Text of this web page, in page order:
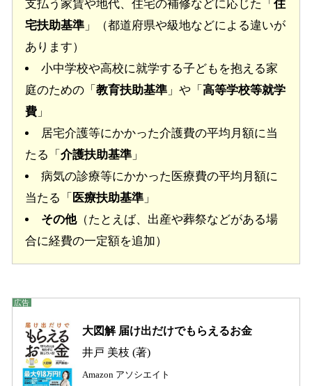
支払う家賃や地代、住宅の補修などに応じた「住
宅扶助基準」（都道府県や級地などによる違いが
あります）
小中学校や高校に就学する子どもを抱える家
庭のための「 教育扶助基準」や「 高等学校等就学
費」
居宅介護等にかかった介護費の平均月額に当
たる「 介護扶助基準」
病気の診療等にかかった医療費の平均月額に
当たる「 医療扶助基準」
その他（たとえば、出産や葬祭などがある場
合に経費の一定額を追加）
大図解 届け出だけでもらえるお金
井戸 美枝 (著)
Amazon アソシエイト